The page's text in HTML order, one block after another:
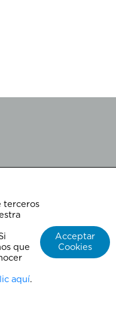
terceros
que
aquí.
Acceptar
Cookies